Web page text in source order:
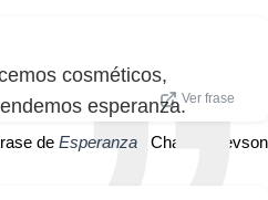
cosméticos,
esperanza.Ver frase
de Esperanza | Charles Revson